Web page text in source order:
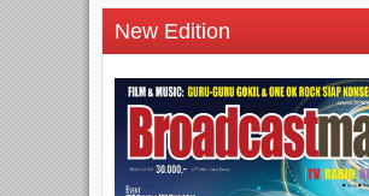
New Edition